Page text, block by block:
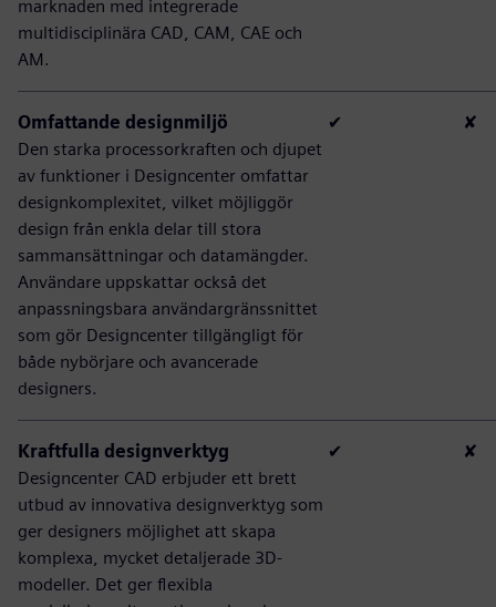
marknaden med integrerade
multidisciplinära CAD, CAM, CAE och
AM.
Omfattande designmiljö
Den starka processorkraften och djupet
av funktioner i Designcenter omfattar
designkomplexitet, vilket möjliggör
design från enkla delar till stora
sammansättningar och datamängder.
Användare uppskattar också det
anpassningsbara användargränssnittet
som gör Designcenter tillgängligt för
både nybörjare och avancerade
designers.
✔ ✘
Kraftfulla designverktyg
Designcenter CAD erbjuder ett brett
utbud av innovativa designverktyg som
ger designers möjlighet att skapa
komplexa, mycket detaljerade 3D-
modeller. Det ger flexibla
✔ ✘